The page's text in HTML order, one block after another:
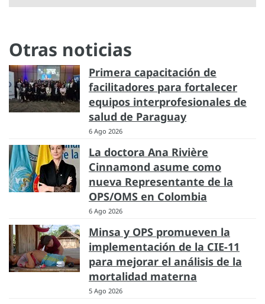
Otras noticias
Primera capacitación de
facilitadores para fortalecer
equipos interprofesionales de
salud de Paraguay
6 Ago 2026
La doctora Ana Rivière
Cinnamond asume como
nueva Representante de la
OPS/OMS en Colombia
6 Ago 2026
Minsa y OPS promueven la
implementación de la CIE-11
para mejorar el análisis de la
mortalidad materna
5 Ago 2026